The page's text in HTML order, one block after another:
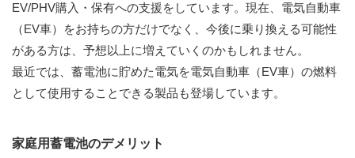
EV/PHV購入・保有への支援をしています。現在、電気自動車
（EV車）をお持ちの方だけでなく、今後に乗り換える可能性
がある方は、予想以上に増えていくのかもしれません。
最近では、蓄電池に貯めた電気を電気自動車（EV車）の燃料
として使用することできる製品も登場しています。
家庭用蓄電池のデメリット